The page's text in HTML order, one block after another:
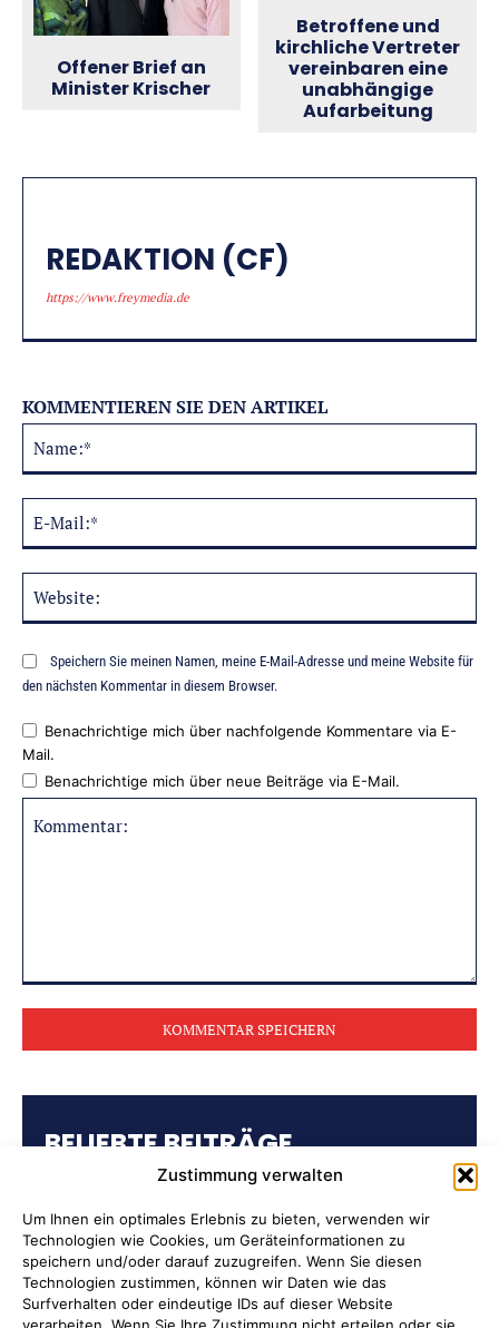
Zustimmung verwalten
Um Ihnen ein optimales Erlebnis zu bieten, verwenden wir
Technologien wie Cookies, um Geräteinformationen zu
speichern und/oder darauf zuzugreifen. Wenn Sie diesen
Technologien zustimmen, können wir Daten wie das
Surfverhalten oder eindeutige IDs auf dieser Website
Offener Brief an
Minister Krischer
Betroffene und
kirchliche Vertreter
vereinbaren eine
unabhängige
Aufarbeitung
REDAKTION (CF)
https://www.freymedia.de
KOMMENTIEREN SIE DEN ARTIKEL
Speichern Sie meinen Namen, meine E-Mail-Adresse und meine Website für
den nächsten Kommentar in diesem Browser.
Benachrichtige mich über nachfolgende Kommentare via E-
Mail.
Benachrichtige mich über neue Beiträge via E-Mail.
BELIEBTE BEITRÄGE
Kulturring Attendorn präsentiert
Kultursaison 2026/2027
„Oli radelt“… am 10. August nach
Attendorn